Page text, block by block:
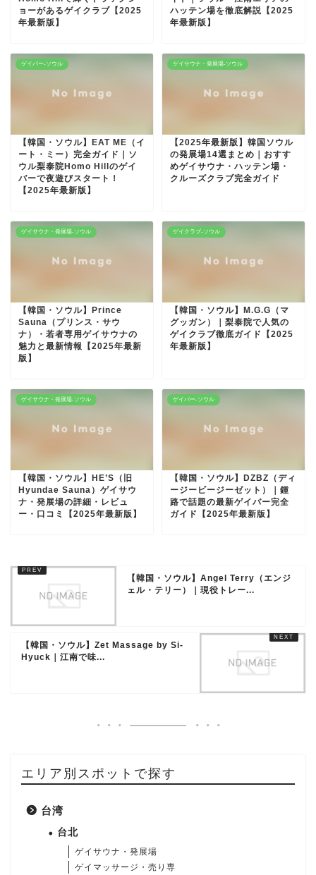
ョーがあるゲイクラブ【2025
年最新版】
ハッテン場を徹底解説【2025
年最新版】
ゲイバー-ソウル
【韓国・ソウル】EAT ME（イ
ート・ミー）完全ガイド｜ソ
ウル梨泰院Homo Hillのゲイ
バーで夜遊びスタート！
【2025年最新版】
ゲイサウナ・発展場-ソウル
【2025年最新版】韓国ソウル
の発展場14選まとめ｜おすす
めゲイサウナ・ハッテン場・
クルーズクラブ完全ガイド
ゲイサウナ・発展場-ソウル
【韓国・ソウル】Prince
Sauna（プリンス・サウ
ナ）・若者専用ゲイサウナの
魅力と最新情報【2025年最新
版】
ゲイクラブ-ソウル
【韓国・ソウル】M.G.G（マ
グッガン）｜梨泰院で人気の
ゲイクラブ徹底ガイド【2025
年最新版】
ゲイサウナ・発展場-ソウル
【韓国・ソウル】HE’S（旧
Hyundae Sauna）ゲイサウ
ナ・発展場の詳細・レビュ
ー・口コミ【2025年最新版】
ゲイバー-ソウル
【韓国・ソウル】DZBZ（ディ
ージービージーゼット）｜鍾
路で話題の最新ゲイバー完全
ガイド【2025年最新版】
【韓国・ソウル】Angel Terry（エンジ
ェル・テリー）｜現役トレー...
【韓国・ソウル】Zet Massage by Si-
Hyuck｜江南で味...
エリア別スポットで探す
台湾
台北
ゲイサウナ・発展場
ゲイマッサージ・売り専